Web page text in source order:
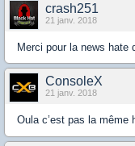
crash251
21 janv. 2018
Merci pour la news hate
ConsoleX
21 janv. 2018
Oula c’est pas la même